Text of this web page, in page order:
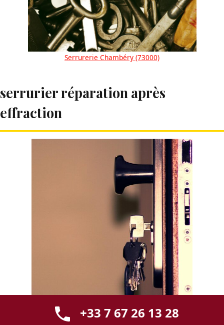
Serrurerie Chambéry (73000)
serrurier réparation après
effraction
+33 7 67 26 13 28